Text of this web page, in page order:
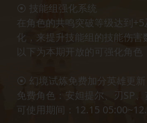
⦿ 技能组强化系统
在角色的共鸣突破等级达到
化，来提升技能组的技能伤害
以下为本期开放的可强化角
⦿ 幻境试炼免费加分英雄更新
免费角色：安妲提尔、刃SP、
可使用期间：12.15